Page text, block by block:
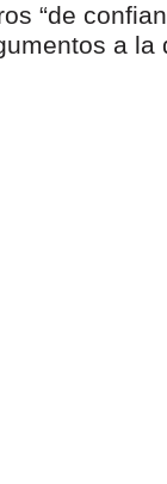
“de
a la